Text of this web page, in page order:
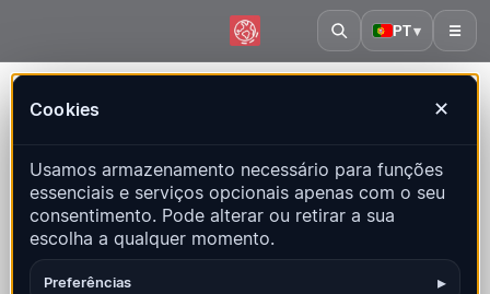
PT▾ ☰
Cookies ✕
Usamos armazenamento necessário para funções
essenciais e serviços opcionais apenas com o seu
consentimento. Pode alterar ou retirar a sua
escolha a qualquer momento.
Preferências ▸
QuakeMap24
Mapa ao vivo, estatísticas e eventos recentes
Abrir mapa histórico Últimos neste país